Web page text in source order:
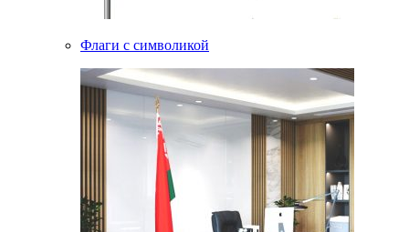
Флаги с символикой